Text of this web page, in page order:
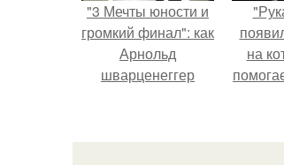
"3 Мечты юности и
громкий финал": как
Арнольд
шварценеггер
Кеннеди.
на